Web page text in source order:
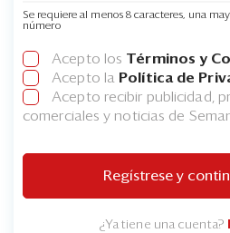
Se requiere al menos 8 caracteres, una
número
Acepto los Términos y
Acepto la Política de
Acepto recibir publicidad,
comerciales y noticias de
Regístrese y
¿Ya tiene una cuenta?